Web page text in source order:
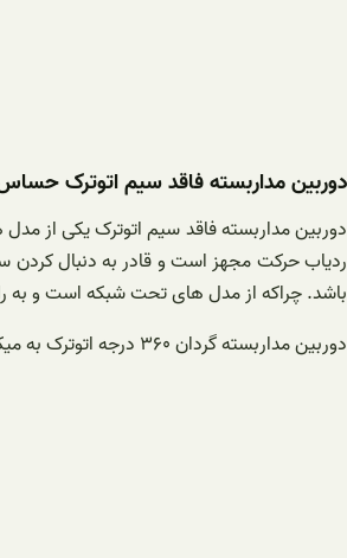
دوربین مداربسته فاقد سیم اتوترک
باشد. چراکه از مدل های تحت شبکه است و
دوربین مداربسته گردان ۳۶۰ درجه اتوترک به میکروفون داخلی و اسپیکر بیرونی مجهز است. از همین رو پخش و انتقال صدای دو نفره از راه دور را برای کاربران خویش فراهم می کند.